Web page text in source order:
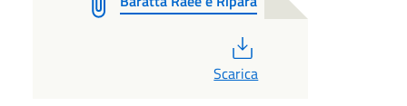
Scarica